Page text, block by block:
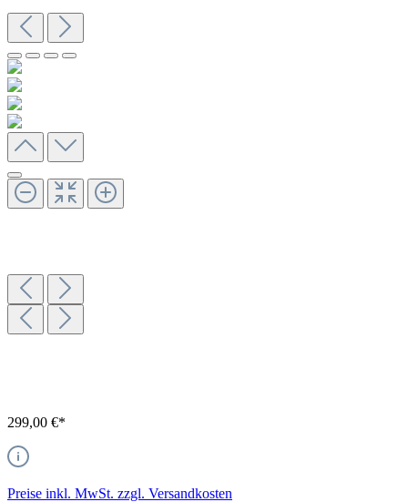
299,00 €*
Preise inkl. MwSt. zzgl. Versandkosten